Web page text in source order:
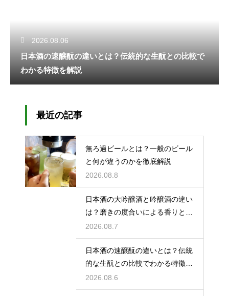
2026.08.06
日本酒の速醸酛の違いとは？伝統的な生酛との比較で
わかる特徴を解説
最近の記事
無ろ過ビールとは？一般のビール
と何が違うのかを徹底解説
2026.08.8
日本酒の大吟醸酒と吟醸酒の違い
は？磨きの度合いによる香りと味
の差を解説
2026.08.7
日本酒の速醸酛の違いとは？伝統
的な生酛との比較でわかる特徴を
解説
2026.08.6